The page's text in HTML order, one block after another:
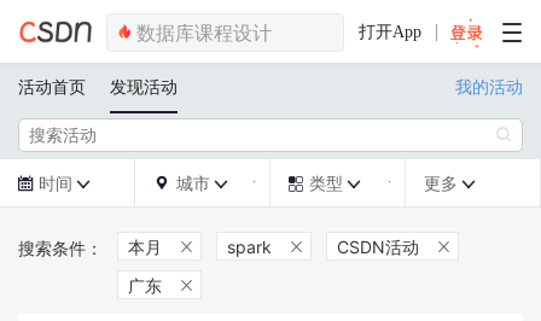
打开App
活动首页 发现活动 我的活动

 时间   城市   类型  更多 
本月  spark  CSDN活动 
广东 